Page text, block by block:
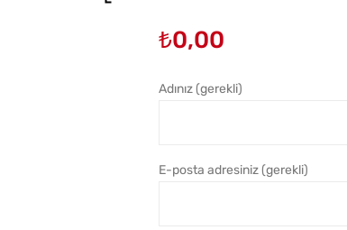
₺0,00
Adınız (gerekli)
E-posta adresiniz (gerekli)